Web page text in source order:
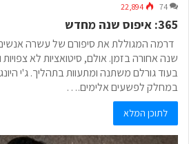
74
22,894
365: איפוס שנה מחדש
דרמה המגוללת את סיפורם של עשרה אנשים
שנה אחורה בזמן. אולם, סיטואציות לא צפויות
בעוד גורלם משתנה ומתעוות בתהליך. ג'י
במחלק לפשעים אלימים.…
לתוכן המלא